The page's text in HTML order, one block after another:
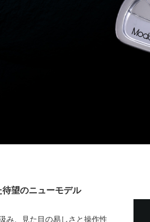
待望のニューモデル
み、見た目の易しさと操作性